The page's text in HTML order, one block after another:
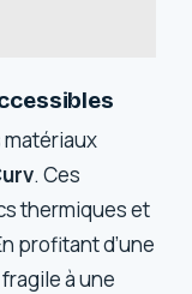
matériaux
. Ces
thermiques et
profitant d’une
à une